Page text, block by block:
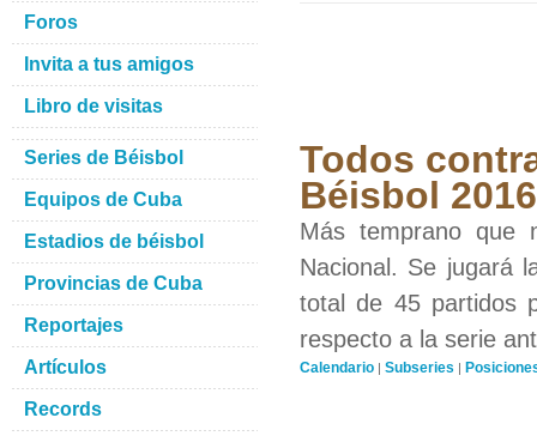
Todos
Béisbol
Más temprano que
Nacional. Se jugará
total de 45 partidos
respecto a la serie
Calendario | Subseries |
Foros
Invita a tus amigos
Libro de visitas
Series de Béisbol
Equipos de Cuba
Estadios de béisbol
Provincias de Cuba
Reportajes
Artículos
Records